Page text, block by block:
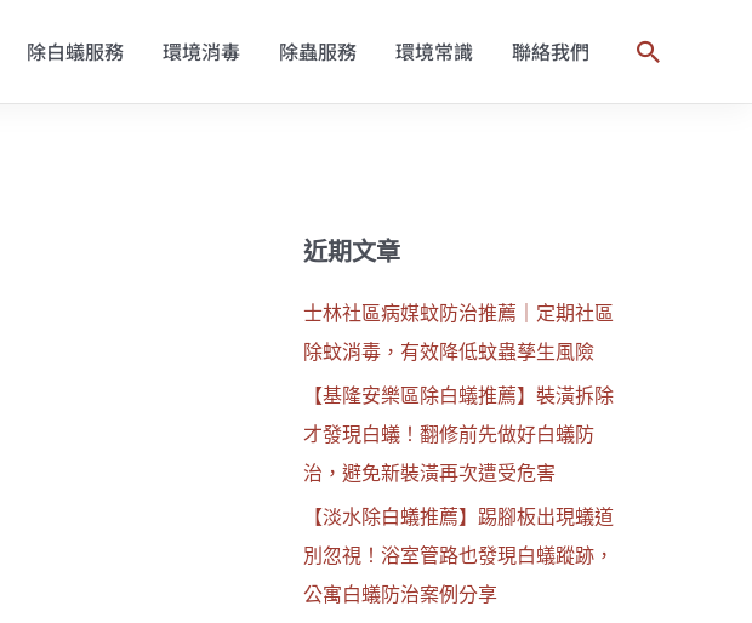
除白蟻服務 環境消毒 除蟲服務 環境常識 聯絡我們
搜
尋
近期文章
士林社區病媒蚊防治推薦｜定期社區
除蚊消毒，有效降低蚊蟲孳生風險
【基隆安樂區除白蟻推薦】裝潢拆除
才發現白蟻！翻修前先做好白蟻防
治，避免新裝潢再次遭受危害
【淡水除白蟻推薦】踢腳板出現蟻道
別忽視！浴室管路也發現白蟻蹤跡，
公寓白蟻防治案例分享